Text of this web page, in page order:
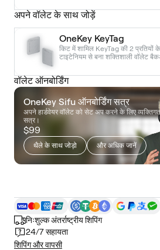
अपने वॉलेट के साथ जोड़ें
OneKey KeyTag
किट में शामिल KeyTag की 2 प्रतियों
टाइटेनियम से बना शक्तिशाली वॉलेट
वॉलेट ऑनबोर्डिंग
OneKey Sifu ऑनबोर्डिंग सत्र
अपने हार्डवेयर वॉलेट को सेट अप करने के लिए
सत्र।
$99
थैले के साथ जोड़ो और अधिक जानें
निःशुल्क अंतर्राष्ट्रीय शिपिंग
24/7 सहायता
शिपिंग और वापसी